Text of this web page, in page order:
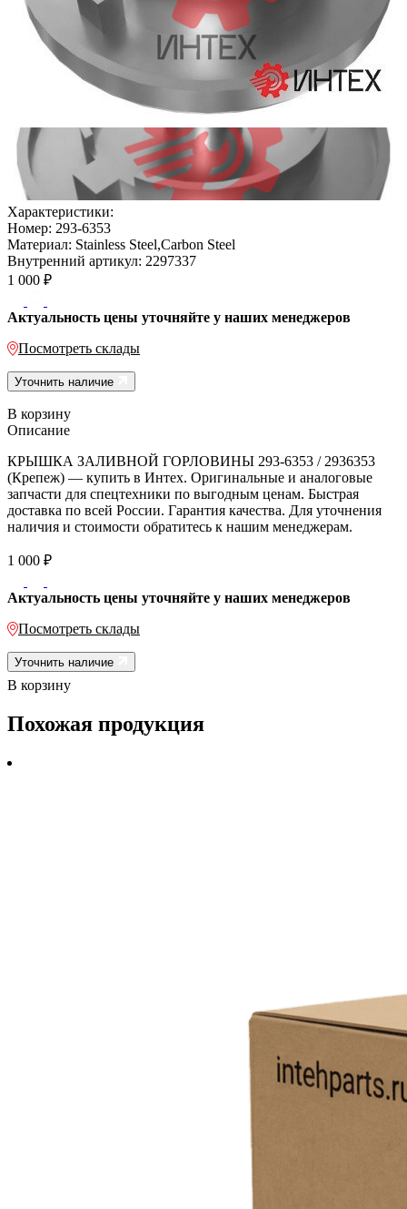
Характеристики:
Номер: 293-6353
Материал: Stainless Steel,Carbon Steel
Внутренний артикул: 2297337
1 000 ₽
Актуальность цены уточняйте у наших менеджеров
Посмотреть склады
Уточнить наличие
В корзину
Описание
КРЫШКА ЗАЛИВНОЙ ГОРЛОВИНЫ 293-6353 / 2936353
(Крепеж) — купить в Интех. Оригинальные и аналоговые
запчасти для спецтехники по выгодным ценам. Быстрая
доставка по всей России. Гарантия качества. Для уточнения
наличия и стоимости обратитесь к нашим менеджерам.
1 000 ₽
Актуальность цены уточняйте у наших менеджеров
Посмотреть склады
Уточнить наличие
В корзину
Похожая продукция